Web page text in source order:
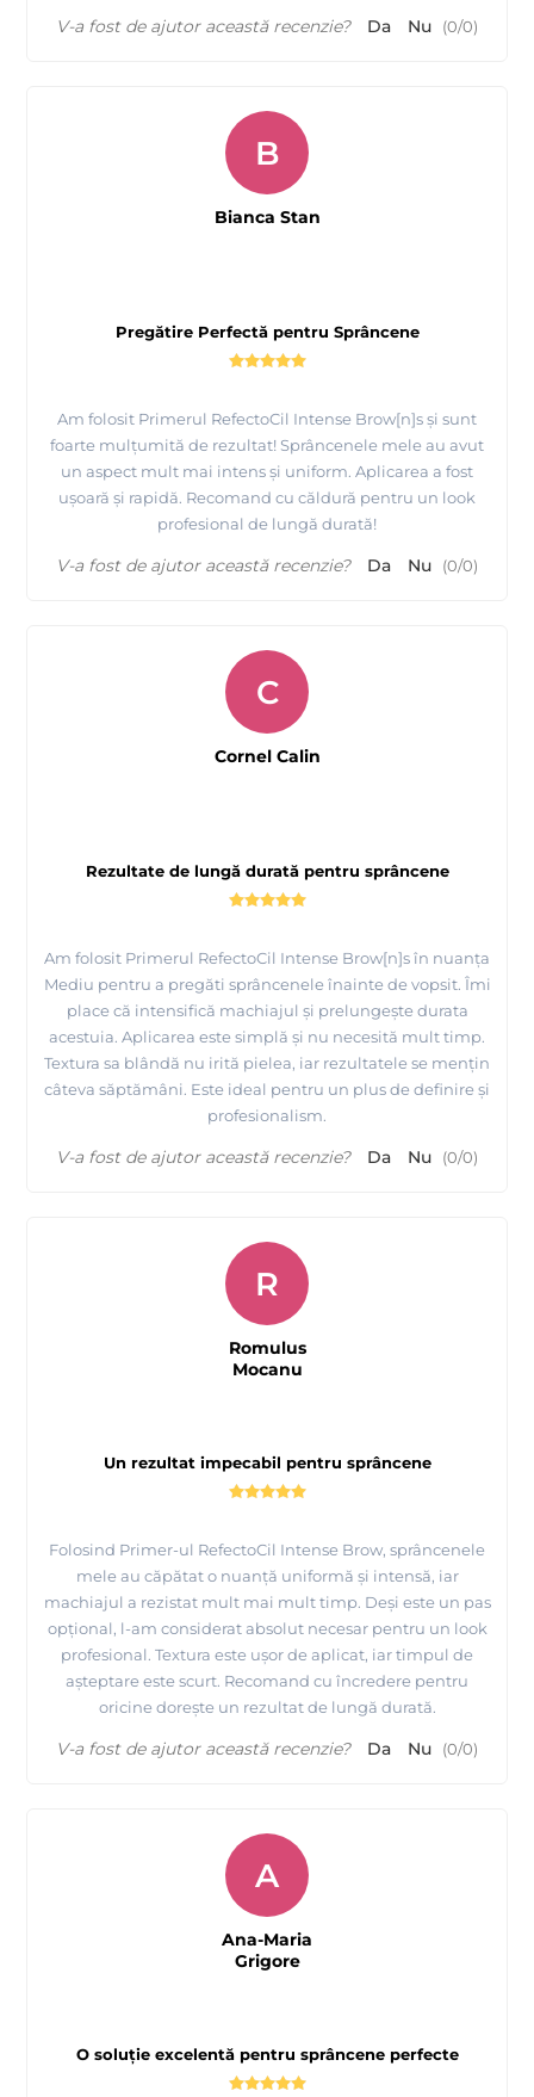
V-a fost de ajutor această recenzie? Da Nu (0/0)
Pregătire Perfectă pentru Sprâncene
Am folosit Primerul RefectoCil Intense Brow[n]s și sunt
foarte mulțumită de rezultat! Sprâncenele mele au avut
un aspect mult mai intens și uniform. Aplicarea a fost
ușoară și rapidă. Recomand cu căldură pentru un look
profesional de lungă durată!
B
Bianca Stan
V-a fost de ajutor această recenzie? Da Nu (0/0)
Rezultate de lungă durată pentru sprâncene
Am folosit Primerul RefectoCil Intense Brow[n]s în nuanța
Mediu pentru a pregăti sprâncenele înainte de vopsit. Îmi
place că intensifică machiajul și prelungește durata
acestuia. Aplicarea este simplă și nu necesită mult timp.
Textura sa blândă nu irită pielea, iar rezultatele se mențin
câteva săptămâni. Este ideal pentru un plus de definire și
profesionalism.
C
Cornel Calin
V-a fost de ajutor această recenzie? Da Nu (0/0)
Un rezultat impecabil pentru sprâncene
Folosind Primer-ul RefectoCil Intense Brow, sprâncenele
mele au căpătat o nuanță uniformă și intensă, iar
machiajul a rezistat mult mai mult timp. Deși este un pas
opțional, l-am considerat absolut necesar pentru un look
profesional. Textura este ușor de aplicat, iar timpul de
așteptare este scurt. Recomand cu încredere pentru
oricine dorește un rezultat de lungă durată.
R
Romulus
Mocanu
V-a fost de ajutor această recenzie? Da Nu (0/0)
O soluție excelentă pentru sprâncene perfecte
A
Ana-Maria
Grigore